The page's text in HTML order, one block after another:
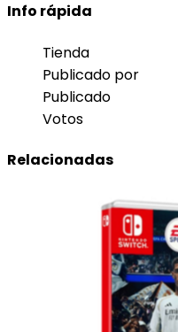
Info rápida
Tienda
Publicado por
Publicado
Votos
Relacionadas